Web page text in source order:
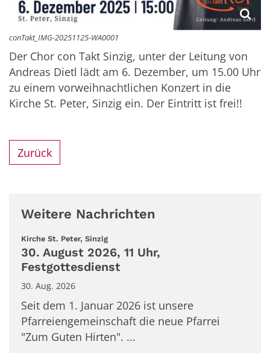
conTakt_IMG-20251125-WA0001
Der Chor con Takt Sinzig, unter der Leitung von
Andreas Dietl lädt am 6. Dezember, um 15.00 Uhr
zu einem vorweihnachtlichen Konzert in die
Kirche St. Peter, Sinzig ein. Der Eintritt ist frei!!
Zurück
Weitere Nachrichten
Kirche St. Peter, Sinzig:
30. August 2026, 11 Uhr,
Festgottesdienst
30. Aug. 2026
Seit dem 1. Januar 2026 ist unsere
Pfarreiengemeinschaft die neue Pfarrei
"Zum Guten Hirten". ...